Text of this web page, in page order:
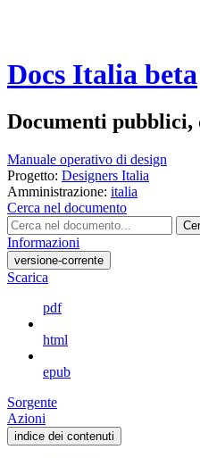
Docs Italia beta
Documenti
Manuale operativo di design
Progetto: Designers Italia
Amministrazione: italia
Cerca nel documento
Informazioni
versione-corrente
Scarica
pdf
html
epub
Sorgente
Azioni
indice dei contenuti